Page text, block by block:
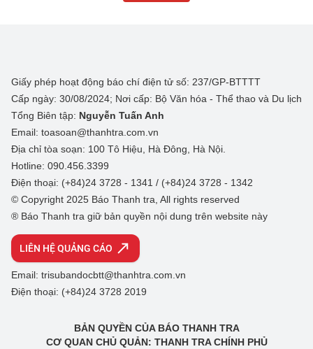
Giấy phép hoạt động báo chí điện tử số: 237/GP-BTTTT
Cấp ngày: 30/08/2024; Nơi cấp: Bộ Văn hóa - Thể thao và Du lịch
Tổng Biên tập: Nguyễn Tuấn Anh
Email: toasoan@thanhtra.com.vn
Địa chỉ tòa soạn: 100 Tô Hiệu, Hà Đông, Hà Nội.
Hotline: 090.456.3399
Điện thoại: (+84)24 3728 - 1341 / (+84)24 3728 - 1342
© Copyright 2025 Báo Thanh tra, All rights reserved
® Báo Thanh tra giữ bản quyền nội dung trên website này
LIÊN HỆ QUẢNG CÁO
Email: trisubandocbtt@thanhtra.com.vn
Điện thoại: (+84)24 3728 2019
BẢN QUYỀN CỦA BÁO THANH TRA
CƠ QUAN CHỦ QUẢN: THANH TRA CHÍNH PHỦ